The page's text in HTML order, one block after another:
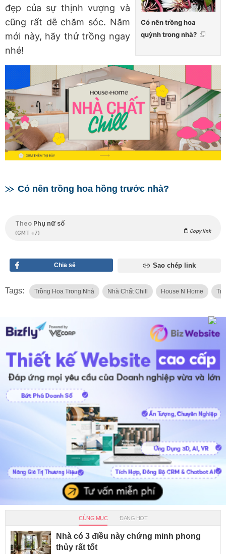
Có nên trồng hoa
quỳnh trong nhà?
đẹp của sự thịnh vượng và
cũng rất dễ chăm sóc. Năm
mới này, hãy thử trồng ngay
nhé!
Có nên trồng hoa hồng trước nhà?
Theo Phụ nữ số
(GMT +7) Copy link
Chia sẻ Sao chép link
Tags: Trồng Hoa Trong Nhà Nhà Chất Chill House N Home
CÙNG MỤC ĐANG HOT
Nhà có 3 điều này chứng minh phong
thủy rất tốt